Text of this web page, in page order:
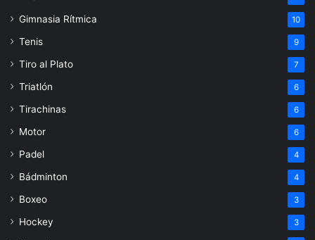
Gimnasia Rítmica 10
Tenis 9
Tiro al Plato 7
Triatlón 6
Tirachinas 6
Motor 6
Padel 4
Bádminton 4
Boxeo 3
Hockey 3